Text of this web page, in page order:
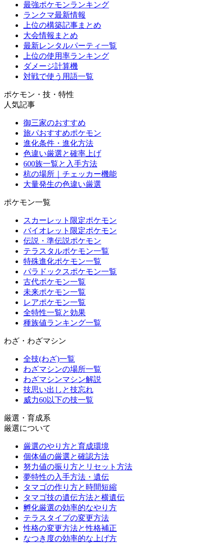
最強ポケモンランキング
ランクマ最新情報
上位の構築記事まとめ
大会情報まとめ
最新レンタルパーティ一覧
上位の使用率ランキング
ダメージ計算機
対戦で使う用語一覧
ポケモン・技・特性
人気記事
御三家のおすすめ
旅パおすすめポケモン
進化条件・進化方法
色違い厳選と確率上げ
600族一覧と入手方法
杭の場所｜チェッカー機能
大量発生の色違い厳選
ポケモン一覧
スカーレット限定ポケモン
バイオレット限定ポケモン
伝説・準伝説ポケモン
テラスタルポケモン一覧
特殊進化ポケモン一覧
パラドックスポケモン一覧
古代ポケモン一覧
未来ポケモン一覧
レアポケモン一覧
全特性一覧と効果
種族値ランキング一覧
わざ・わざマシン
全技(わざ)一覧
わざマシンの場所一覧
わざマシンマシン解説
技思い出しと技忘れ
威力60以下の技一覧
厳選・育成系
厳選について
厳選のやり方と育成環境
個体値の厳選と確認方法
努力値の振り方とリセット方法
夢特性の入手方法・遺伝
タマゴの作り方と時間短縮
タマゴ技の遺伝方法と横遺伝
孵化厳選の効率的なやり方
テラスタイプの変更方法
性格の変更方法と性格補正
なつき度の効率的な上げ方